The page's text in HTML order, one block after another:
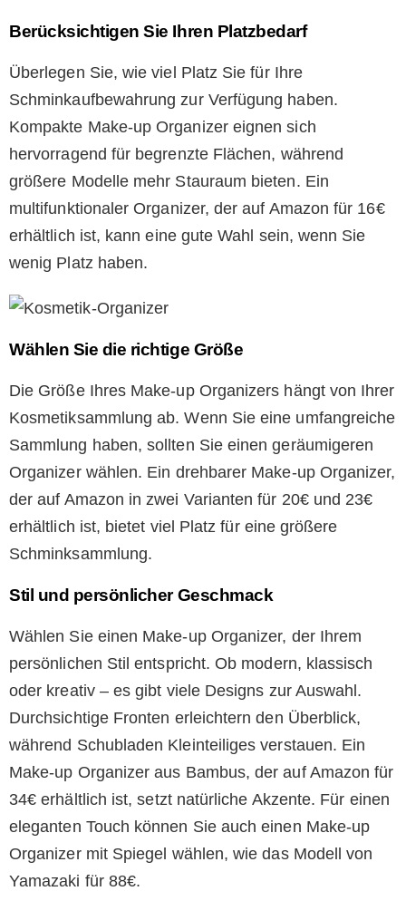
Berücksichtigen Sie Ihren Platzbedarf
Überlegen Sie, wie viel Platz Sie für Ihre
Schminkaufbewahrung zur Verfügung haben.
Kompakte Make-up Organizer eignen sich
hervorragend für begrenzte Flächen, während
größere Modelle mehr Stauraum bieten. Ein
multifunktionaler Organizer, der auf Amazon für 16€
erhältlich ist, kann eine gute Wahl sein, wenn Sie
wenig Platz haben.
Wählen Sie die richtige Größe
Die Größe Ihres Make-up Organizers hängt von Ihrer
Kosmetiksammlung ab. Wenn Sie eine umfangreiche
Sammlung haben, sollten Sie einen geräumigeren
Organizer wählen. Ein drehbarer Make-up Organizer,
der auf Amazon in zwei Varianten für 20€ und 23€
erhältlich ist, bietet viel Platz für eine größere
Schminksammlung.
Stil und persönlicher Geschmack
Wählen Sie einen Make-up Organizer, der Ihrem
persönlichen Stil entspricht. Ob modern, klassisch
oder kreativ – es gibt viele Designs zur Auswahl.
Durchsichtige Fronten erleichtern den Überblick,
während Schubladen Kleinteiliges verstauen. Ein
Make-up Organizer aus Bambus, der auf Amazon für
34€ erhältlich ist, setzt natürliche Akzente. Für einen
eleganten Touch können Sie auch einen Make-up
Organizer mit Spiegel wählen, wie das Modell von
Yamazaki für 88€.